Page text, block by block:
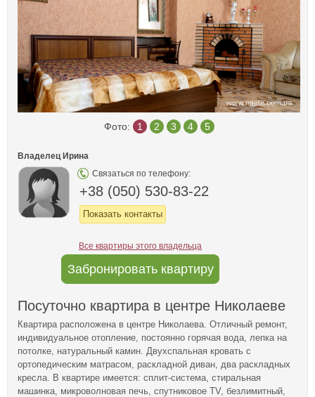
Фото: 1 2 3 4 5
Владелец Ирина
Связаться по телефону:
+38 (050) 530-83-22
Показать контакты
Все квартиры этого владельца
Забронировать квартиру
Посуточно квартира в центре Николаеве
Квартира расположена в центре Николаева. Отличный ремонт,
индивидуальное отопление, постоянно горячая вода, лепка на
потолке, натуральный камин. Двухспальная кровать с
ортопедическим матрасом, раскладной диван, два раскладных
кресла. В квартире имеется: сплит-система, стиральная
машинка, микроволновая печь, спутниковое TV, безлимитный,